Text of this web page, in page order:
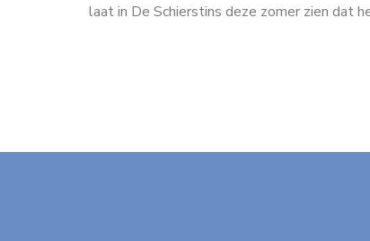
laat in De Schierstins deze zomer zien dat